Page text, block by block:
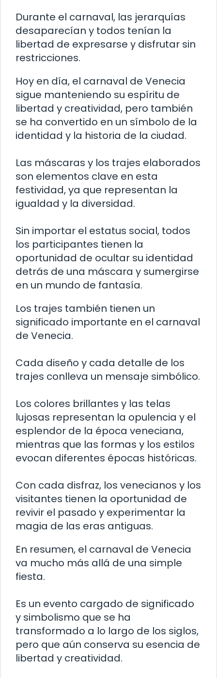
Durante el carnaval, las jerarquías
desaparecían y todos tenían la
libertad de expresarse y disfrutar sin
restricciones.
Hoy en día, el carnaval de Venecia
sigue manteniendo su espíritu de
libertad y creatividad, pero también
se ha convertido en un símbolo de la
identidad y la historia de la ciudad.
Las máscaras y los trajes elaborados
son elementos clave en esta
festividad, ya que representan la
igualdad y la diversidad.
Sin importar el estatus social, todos
los participantes tienen la
oportunidad de ocultar su identidad
detrás de una máscara y sumergirse
en un mundo de fantasía.
Los trajes también tienen un
significado importante en el carnaval
de Venecia.
Cada diseño y cada detalle de los
trajes conlleva un mensaje simbólico.
Los colores brillantes y las telas
lujosas representan la opulencia y el
esplendor de la época veneciana,
mientras que las formas y los estilos
evocan diferentes épocas históricas.
Con cada disfraz, los venecianos y los
visitantes tienen la oportunidad de
revivir el pasado y experimentar la
magia de las eras antiguas.
En resumen, el carnaval de Venecia
va mucho más allá de una simple
fiesta.
Es un evento cargado de significado
y simbolismo que se ha
transformado a lo largo de los siglos,
pero que aún conserva su esencia de
libertad y creatividad.